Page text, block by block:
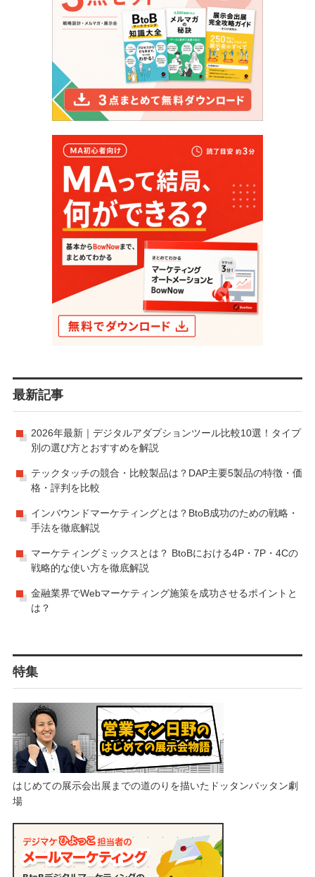
最新記事
2026年最新｜デジタルアダプションツール比較10選！タイプ
別の選び方とおすすめを解説
テックタッチの競合・比較製品は？DAP主要5製品の特徴・価
格・評判を比較
インバウンドマーケティングとは？BtoB成功のための戦略・
手法を徹底解説
マーケティングミックスとは？ BtoBにおける4P・7P・4Cの
戦略的な使い方を徹底解説
金融業界でWebマーケティング施策を成功させるポイントと
は？
特集
はじめての展示会出展までの道のりを描いたドッタンバッタン劇
場